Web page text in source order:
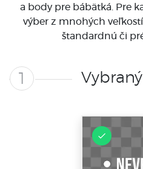
a body pre bábätká. Pre
výber z mnohých
štandardnú či
1